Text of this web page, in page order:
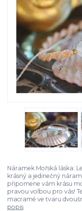
Náramek Mořská láska:
krásný a jedinečný
připomene vám krásu
pravou volbou pro vás!
macramé ve tvaru
popis